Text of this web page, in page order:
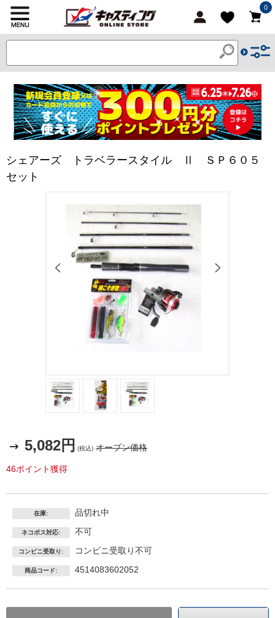
0
シェアーズ トラベラースタイル Ⅱ ＳＰ６０５
セット
5,082円 (税込) オープン価格
46ポイント獲得
在庫: 品切れ中
ネコポス対応: 不可
コンビニ受取り: コンビニ受取り不可
商品コード: 4514083602052